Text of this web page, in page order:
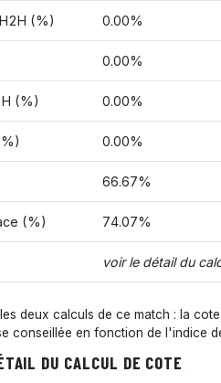
(%) 0.00%
0.00%
(%) 0.00%
0.00%
66.67%
(%) 74.07%
voir le détail du
deux calculs de ce match : la
conseillée en fonction de l'indice
DU CALCUL DE COTE